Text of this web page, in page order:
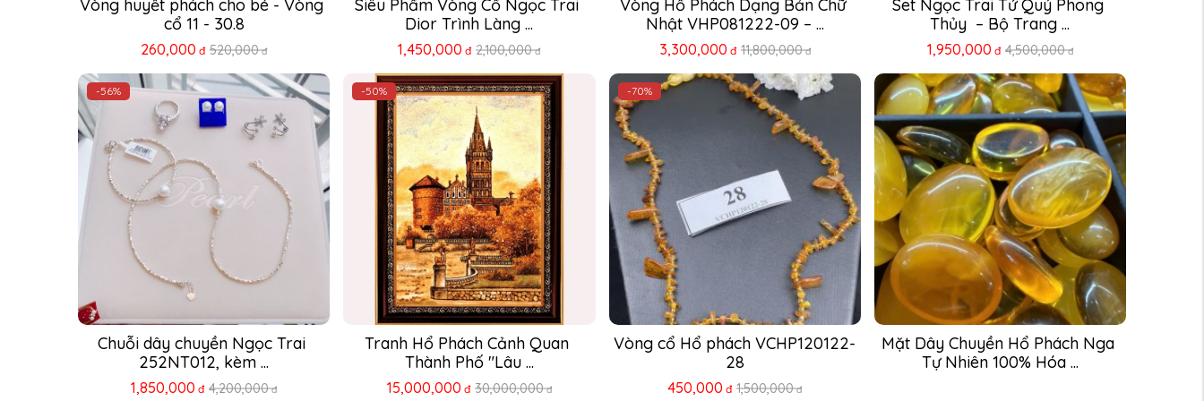
Vòng huyết phách cho bé - Vòng
cổ 11 - 30.8
260,000 đ 520,000 đ
Siêu Phẩm Vòng Cổ Ngọc Trai
Dior Trình Làng ...
1,450,000 đ 2,100,000 đ
Vòng Hổ Phách Dạng Bản Chữ
Nhật VHP081222-09 – ...
3,300,000 đ 11,800,000 đ
Set Ngọc Trai Tứ Quý Phong
Thủy  – Bộ Trang ...
1,950,000 đ 4,500,000 đ
-56%
Chuỗi dây chuyền Ngọc Trai
252NT012, kèm ...
1,850,000 đ 4,200,000 đ
-50%
Tranh Hổ Phách Cảnh Quan
Thành Phố "Lâu ...
15,000,000 đ 30,000,000 đ
-70%
Vòng cổ Hổ phách VCHP120122-
28
450,000 đ 1,500,000 đ
Mặt Dây Chuyền Hổ Phách Nga
Tự Nhiên 100% Hóa ...